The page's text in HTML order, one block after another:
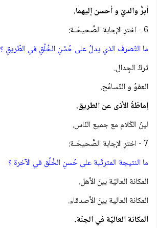
أبرُّ والديّ و أحسن إليهما.
6 - اخترِ الإجابة الصَّحيحَـة:
ما التّصرف الذي يدلُ على حُسْنِ الخُلُقِ في الطّريقِ ؟
تركُ الجِدال.
العفوُ و التّسامُح.
إماطَةُ الأذى عن الطريق.
لينُ الكَلام مع جميع النّاس.
7 - اخترِ الإجابة الصَّحيحَـة:
ما النتيجة المترتّبة على حُسنِ الخُلُق في الآخرة ؟
المكانة العاليّة بينَ الأهل.
المكانة العالية بينَ الأصدقاء.
المكانة العاليّة في الجنّة.